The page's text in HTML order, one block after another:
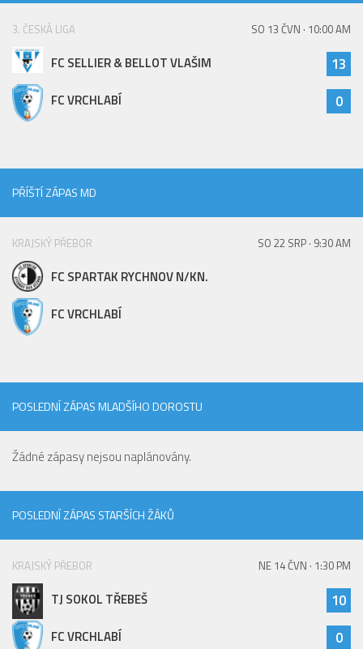
3. ČESKÁ LIGA SO 13 ČVN · 10:00 AM
FC SELLIER & BELLOT VLAŠIM 13
FC VRCHLABÍ 0
PŘÍŠTÍ ZÁPAS MD
KRAJSKÝ PŘEBOR SO 22 SRP · 9:30 AM
FC SPARTAK RYCHNOV N/KN.
FC VRCHLABÍ
POSLEDNÍ ZÁPAS MLADŠÍHO DOROSTU
Žádné zápasy nejsou naplánovány.
POSLEDNÍ ZÁPAS STARŠÍCH ŽÁKŮ
KRAJSKÝ PŘEBOR NE 14 ČVN · 1:30 PM
TJ SOKOL TŘEBEŠ 10
FC VRCHLABÍ 0